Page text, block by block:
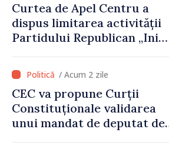
Curtea de Apel Centru a
dispus limitarea activității
Partidului Republican „Inima
/ Acum 2 zile
CEC va propune Curții
Constituționale validarea
unui mandat de deputat de